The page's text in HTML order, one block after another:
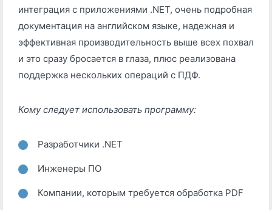
интеграция с приложениями .NET, очень подробная
документация на английском языке, надежная и
эффективная производительность выше всех похвал
и это сразу бросается в глаза, плюс реализована
поддержка нескольких операций с ПДФ.
Кому следует использовать программу:
Разработчики .NET
Инженеры ПО
Компании, которым требуется обработка PDF